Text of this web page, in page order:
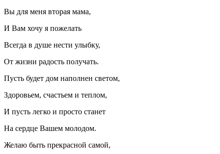
Вы для меня вторая мама,
И Вам хочу я пожелать
Всегда в душе нести улыбку,
От жизни радость получать.
Пусть будет дом наполнен светом,
Здоровьем, счастьем и теплом,
И пусть легко и просто станет
На сердце Вашем молодом.
Желаю быть прекрасной самой,